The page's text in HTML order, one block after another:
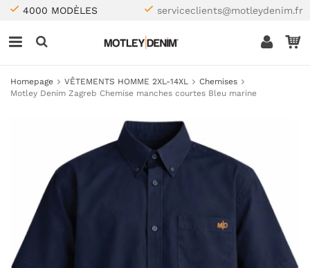
4000 MODÈLES serviceclients@motleydenim.fr
Homepage VÊTEMENTS HOMME 2XL-14XL
Chemises
Motley Denim Zagreb Chemise manches courtes Bleu marine